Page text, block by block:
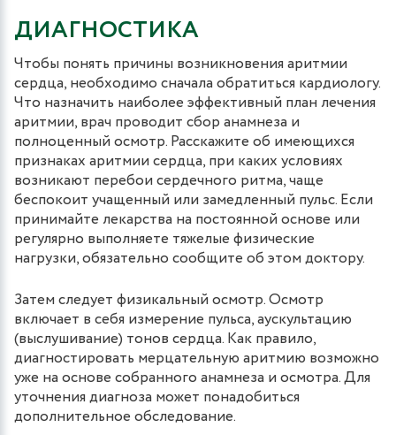
ДИАГНОСТИКА
Чтобы понять причины возникновения аритмии
сердца, необходимо сначала обратиться кардиологу.
Что назначить наиболее эффективный план лечения
аритмии, врач проводит сбор анамнеза и
полноценный осмотр. Расскажите об имеющихся
признаках аритмии сердца, при каких условиях
возникают перебои сердечного ритма, чаще
беспокоит учащенный или замедленный пульс. Если
принимайте лекарства на постоянной основе или
регулярно выполняете тяжелые физические
нагрузки, обязательно сообщите об этом доктору.
Затем следует физикальный осмотр. Осмотр
включает в себя измерение пульса, аускультацию
(выслушивание) тонов сердца. Как правило,
диагностировать мерцательную аритмию возможно
уже на основе собранного анамнеза и осмотра. Для
уточнения диагноза может понадобиться
дополнительное обследование.